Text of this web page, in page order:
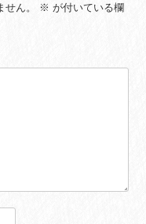
ん。 ※ が付いている欄